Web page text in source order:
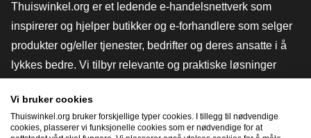
Thuiswinkel.org er et ledende e-handelsnettverk som
inspirerer og hjelper butikker og e-forhandlere som selger
produkter og/eller tjenester, bedrifter og deres ansatte i å
lykkes bedre. Vi tilbyr relevante og praktiske løsninger
verktøy og råd, advokatvirksomhet, markedsundersøkelser,
og har vår egen utdanningsplattform, Thuiswinkel e-
Vi bruker cookies
Thuiswinkel.org bruker forskjellige typer cookies. I tillegg til nødvendige
cookies, plasserer vi funksjonelle cookies som er nødvendige for at